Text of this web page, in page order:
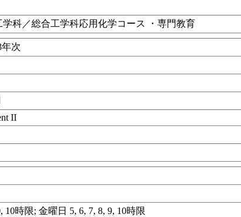
学科／総合工学科応用化学コース ・専門教育
次
II
10時限; 金曜日 5, 6, 7, 8, 9, 10時限